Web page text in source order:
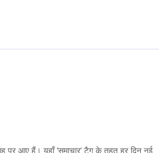
आए हैं। यहाँ ‘समाचार’ टैग के तहत हर दिन नई